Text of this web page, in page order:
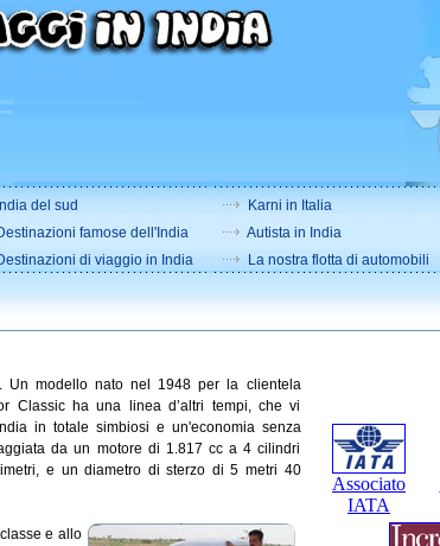
India del sud
famose dell'India
di viaggio in India
Karni in Italia
Autista in India
La nostra flotta di automobili
Associato
IATA
Un modello nato nel 1948 per la clientela
Classic ha una linea d’altri tempi, che vi
in totale simbiosi e un'economia senza
da un motore di 1.817 cc a 4 cilindri
e un diametro di sterzo di 5 metri 40
e allo